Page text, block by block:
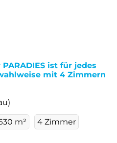
ist für jedes
mit 4 Zimmern
m² 4 Zimmer